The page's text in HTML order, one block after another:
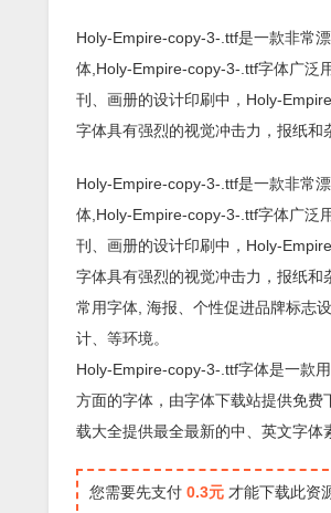
Holy-Empire-copy-3-.ttf是一款非常
体,Holy-Empire-copy-3-.ttf字体广泛
刊、画册的设计印刷中，Holy-
字体具有强烈的视觉冲击力，报纸和
Holy-Empire-copy-3-.ttf是一款非常
体,Holy-Empire-copy-3-.ttf字体广泛
刊、画册的设计印刷中，Holy-
字体具有强烈的视觉冲击力，报纸和
常用字体, 海报、个性促进品牌标志
计、等环境。
Holy-Empire-copy-3-.ttf字体是一款
方面的字体，由字体下载站提供免费
载大全提供最全最新的中、英文字体
您需要先支付 0.3元 才能下载此资